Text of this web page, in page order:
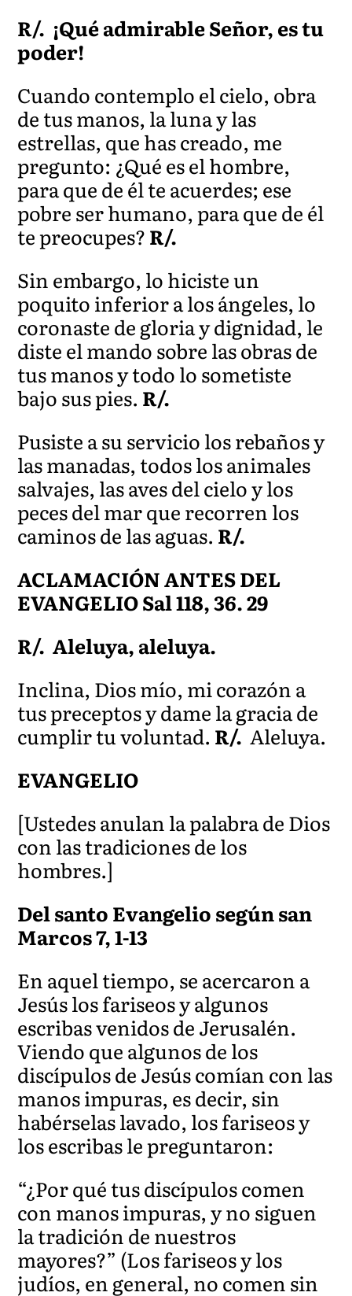
R/. ¡Qué admirable Señor, es tu
poder!
Cuando contemplo el cielo, obra
de tus manos, la luna y las
estrellas, que has creado, me
pregunto: ¿Qué es el hombre,
para que de él te acuerdes; ese
pobre ser humano, para que de él
te preocupes?R/.
Sin embargo, lo hiciste un
poquito inferior a los ángeles, lo
coronaste de gloria y dignidad, le
diste el mando sobre las obras de
tus manos y todo lo sometiste
bajo sus pies. R/.
Pusiste a su servicio los rebaños y
las manadas, todos los animales
salvajes, las aves del cielo y los
peces del mar que recorren los
caminos de las aguas. R/.
ACLAMACIÓN ANTES DEL
EVANGELIO Sal 118, 36. 29
R/. Aleluya, aleluya.
Inclina, Dios mío, mi corazón a
tus preceptos y dame la gracia de
cumplir tu voluntad. R/. Aleluya.
EVANGELIO
[Ustedes anulan la palabra de Dios
con las tradiciones de los
hombres.]
Del santo Evangelio según san
Marcos 7, 1-13
En aquel tiempo, se acercaron a
Jesús los fariseos y algunos
escribas venidos de Jerusalén.
Viendo que algunos de los
discípulos de Jesús comían con las
manos impuras, es decir, sin
habérselas lavado, los fariseos y
los escribas le preguntaron:
“¿Por qué tus discípulos comen
con manos impuras, y no siguen
la tradición de nuestros
mayores?” (Los fariseos y los
judíos, en general, no comen sin